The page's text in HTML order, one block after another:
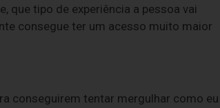
que tipo de experiência a pessoa vai
consegue ter um acesso muito maior
conseguirem tentar mergulhar como eu